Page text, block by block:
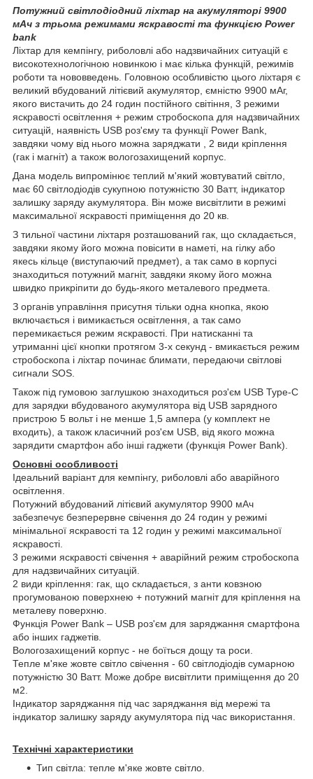
Потужний світлодіодний ліхтар на акумуляторі 9900
мАч з трьома режимами яскравості та функцією Power
bank
Ліхтар для кемпінгу, риболовлі або надзвичайних ситуацій є
високотехнологічною новинкою і має кілька функцій, режимів
роботи та нововведень. Головною особливістю цього ліхтаря є
великий вбудований літієвий акумулятор, ємністю 9900 мАг,
якого вистачить до 24 годин постійного світіння, 3 режими
яскравості освітлення + режим стробоскопа для надзвичайних
ситуацій, наявність USB роз'єму та функції Power Bank,
завдяки чому від нього можна заряджати , 2 види кріплення
(гак і магніт) а також вологозахищений корпус.
Дана модель випромінює теплий м'який жовтуватий світло,
має 60 світлодіодів сукупною потужністю 30 Ватт, індикатор
залишку заряду акумулятора. Він може висвітлити в режимі
максимальної яскравості приміщення до 20 кв.
З тильної частини ліхтаря розташований гак, що складається,
завдяки якому його можна повісити в наметі, на гілку або
якесь кільце (виступаючий предмет), а так само в корпусі
знаходиться потужний магніт, завдяки якому його можна
швидко прикріпити до будь-якого металевого предмета.
З органів управління присутня тільки одна кнопка, якою
включається і вимикається освітлення, а так само
перемикається режим яскравості. При натисканні та
утриманні цієї кнопки протягом 3-х секунд - вмикається режим
стробоскопа і ліхтар починає блимати, передаючи світлові
сигнали SOS.
Також під гумовою заглушкою знаходиться роз'єм USB Type-C
для зарядки вбудованого акумулятора від USB зарядного
пристрою 5 вольт і не менше 1,5 ампера (у комплект не
входить), а також класичний роз'єм USB, від якого можна
зарядити смартфон або інші гаджети (функція Power Bank).
Основні особливості
Ідеальний варіант для кемпінгу, риболовлі або аварійного
освітлення.
Потужний вбудований літієвий акумулятор 9900 мАч
забезпечує безперервне свічення до 24 годин у режимі
мінімальної яскравості та 12 годин у режимі максимальної
яскравості.
3 режими яскравості свічення + аварійний режим стробоскопа
для надзвичайних ситуацій.
2 види кріплення: гак, що складається, з анти ковзною
прогумованою поверхнею + потужний магніт для кріплення на
металеву поверхню.
Функція Power Bank – USB роз'єм для заряджання смартфона
або інших гаджетів.
Вологозахищений корпус - не боїться дощу та роси.
Тепле м'яке жовте світло свічення - 60 світлодіодів сумарною
потужністю 30 Ватт. Може добре висвітлити приміщення до 20
м2.
Індикатор заряджання під час заряджання від мережі та
індикатор залишку заряду акумулятора під час використання.
Технічні характеристики
Тип світла: тепле м'яке жовте світло.